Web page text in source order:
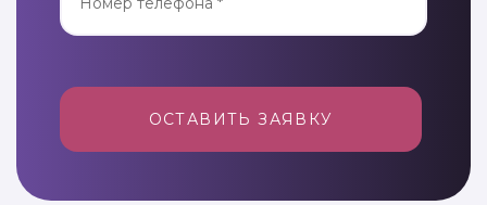
ОСТАВИТЬ ЗАЯВКУ